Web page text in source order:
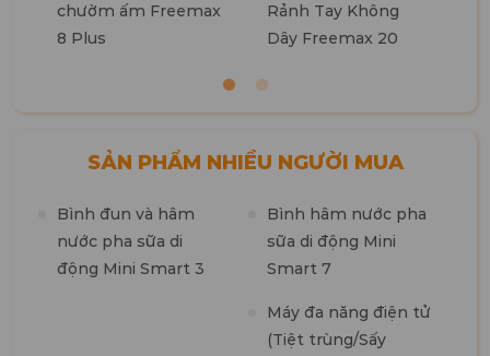
chườm ấm Freemax
8 Plus
Rảnh Tay Không
Dây Freemax 20
SẢN PHẨM NHIỀU NGƯỜI MUA
Bình đun và hâm
nước pha sữa di
động Mini Smart 3
Bình hâm nước pha
sữa di động Mini
Smart 7
Máy đa năng điện tử
(Tiệt trùng/Sấy